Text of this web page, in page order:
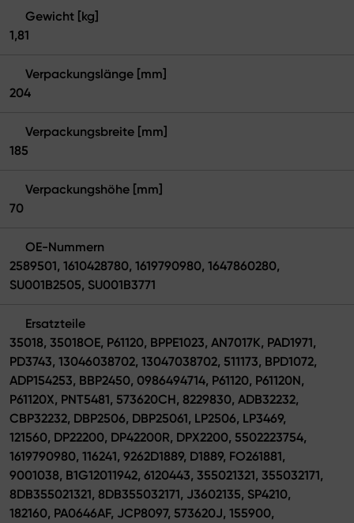
Gewicht [kg]
1,81
Verpackungslänge [mm]
204
Verpackungsbreite [mm]
185
Verpackungshöhe [mm]
70
OE-Nummern
2589501, 1610428780, 1619790980, 1647860280,
SU001B2505, SU001B3771
Ersatzteile
35018, 35018OE, P61120, BPPE1023, AN7017K, PAD1971,
PD3743, 13046038702, 13047038702, 511173, BPD1072,
ADP154253, BBP2450, 0986494714, P61120, P61120N,
P61120X, PNT5481, 573620CH, 8229830, ADB32232,
CBP32232, DBP2506, DBP25061, LP2506, LP3469,
121560, DP22200, DP42200R, DPX2200, 5502223754,
1619790980, 116241, 9262D1889, D1889, FO261881,
9001038, B1G12011942, 6120443, 355021321, 355032171,
8DB355021321, 8DB355032171, J3602135, SP4210,
182160, PA0646AF, JCP8097, 573620J, 155900,